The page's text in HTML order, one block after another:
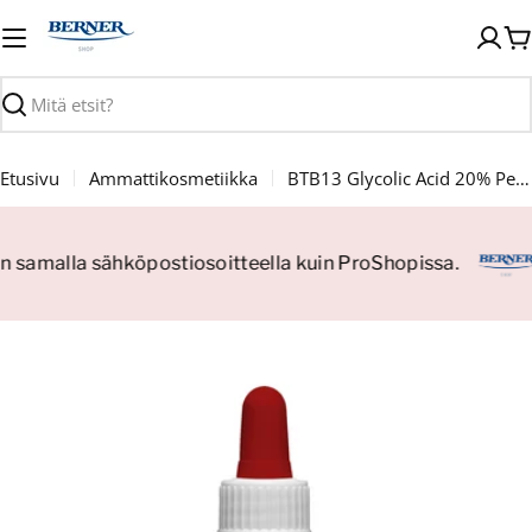
sisältöön
Haku
Etusivu Ammattikosmetiikka BTB13 Glycolic Acid 20% Peel 30ml
samalla sähköpostiosoitteella kuin ProShopissa.